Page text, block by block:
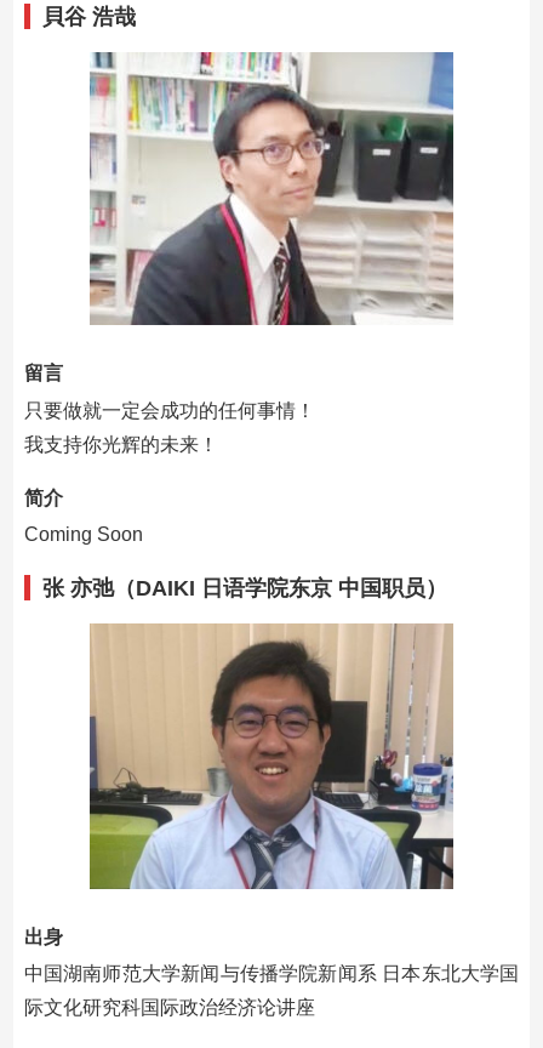
貝谷 浩哉
留言
只要做就一定会成功的任何事情！
我支持你光辉的未来！
简介
Coming Soon
张 亦弛（DAIKI 日语学院东京 中国职员）
出身
中国湖南师范大学新闻与传播学院新闻系 日本东北大学国
际文化研究科国际政治经济论讲座